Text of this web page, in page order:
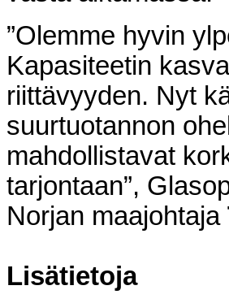
”Olemme hyvin
Kapasiteetin
riittävyyden. Nyt
suurtuotannon
mahdollistavat
tarjontaan”,
Norjan maajohtaja
Lisätietoja